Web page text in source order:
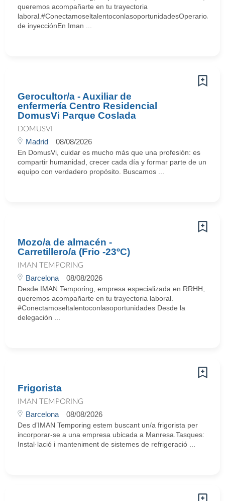
queremos acompañarte en tu trayectoria
laboral.#ConectamoseltalentoconlasoportunidadesOperario/a
de inyecciónEn Iman ...
Gerocultor/a - Auxiliar de
enfermería Centro Residencial
DomusVi Parque Coslada
DOMUSVI
Madrid 08/08/2026
En DomusVi, cuidar es mucho más que una profesión: es
compartir humanidad, crecer cada día y formar parte de un
equipo con verdadero propósito. Buscamos ...
Mozo/a de almacén -
Carretillero/a (Frio -23ºC)
IMAN TEMPORING
Barcelona 08/08/2026
Desde IMAN Temporing, empresa especializada en RRHH,
queremos acompañarte en tu trayectoria laboral.
#Conectamoseltalentoconlasoportunidades Desde la
delegación ...
Frigorista
IMAN TEMPORING
Barcelona 08/08/2026
Des d’IMAN Temporing estem buscant un/a frigorista per
incorporar-se a una empresa ubicada a Manresa.Tasques:
Instal·lació i manteniment de sistemes de refrigeració ...